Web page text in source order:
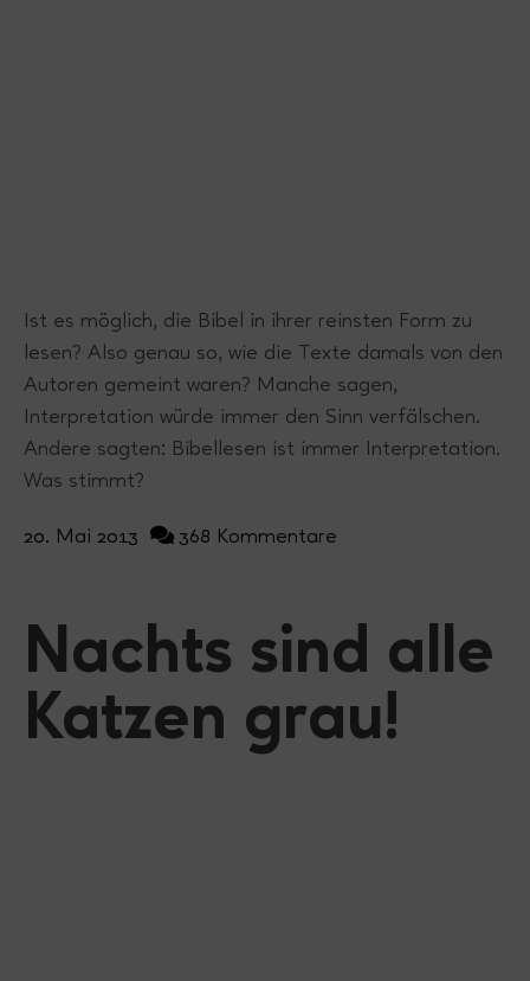
Ist es möglich, die Bibel in ihrer reinsten Form zu
lesen? Also genau so, wie die Texte damals von den
Autoren gemeint waren? Manche sagen,
Interpretation würde immer den Sinn verfälschen.
Andere sagten: Bibellesen ist immer Interpretation.
Was stimmt?
20. Mai 2013 368 Kommentare
Nachts sind alle
Katzen grau!